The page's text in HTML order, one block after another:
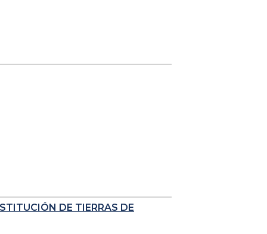
DE TIERRAS DE